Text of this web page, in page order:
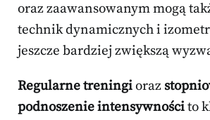
oraz zaawansowanym mogą
technik dynamicznych i
jeszcze bardziej zwiększą
Regularne treningioraz
podnoszenie intensywnościto